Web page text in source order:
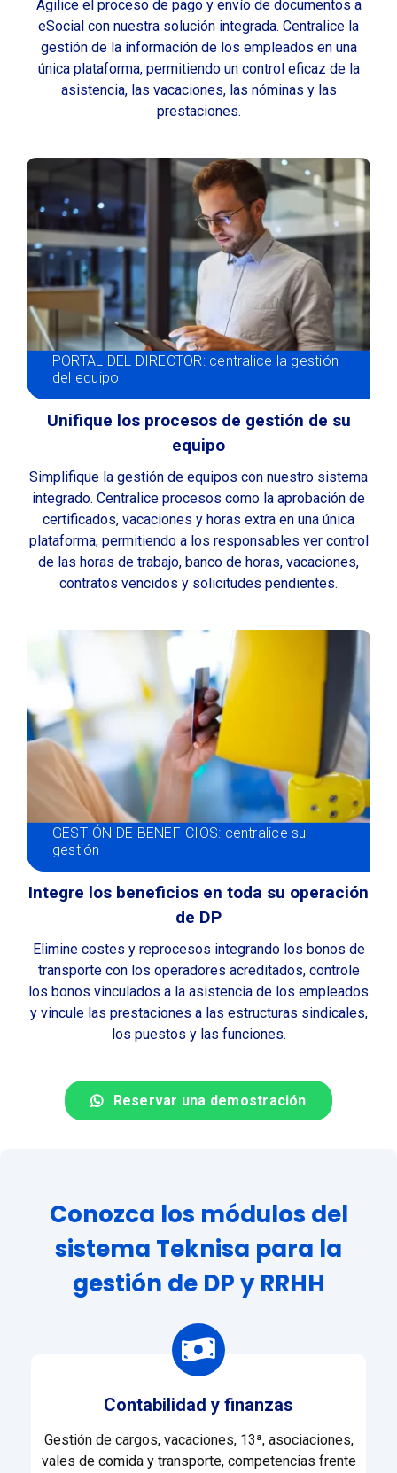
Agilice el proceso de pago y envío de documentos a
eSocial con nuestra solución integrada. Centralice la
gestión de la información de los empleados en una
única plataforma, permitiendo un control eficaz de la
asistencia, las vacaciones, las nóminas y las
prestaciones.
PORTAL DEL DIRECTOR: centralice la gestión
del equipo
Unifique los procesos de gestión de su
equipo
Simplifique la gestión de equipos con nuestro sistema
integrado. Centralice procesos como la aprobación de
certificados, vacaciones y horas extra en una única
plataforma, permitiendo a los responsables ver control
de las horas de trabajo, banco de horas, vacaciones,
contratos vencidos y solicitudes pendientes.
GESTIÓN DE BENEFICIOS: centralice su
gestión
Integre los beneficios en toda su operación
de DP
Elimine costes y reprocesos integrando los bonos de
transporte con los operadores acreditados, controle
los bonos vinculados a la asistencia de los empleados
y vincule las prestaciones a las estructuras sindicales,
los puestos y las funciones.
Reservar una demostración
Conozca los módulos del
sistema Teknisa para la
gestión de DP y RRHH
Contabilidad y finanzas
Gestión de cargos, vacaciones, 13ª, asociaciones,
vales de comida y transporte, competencias frente